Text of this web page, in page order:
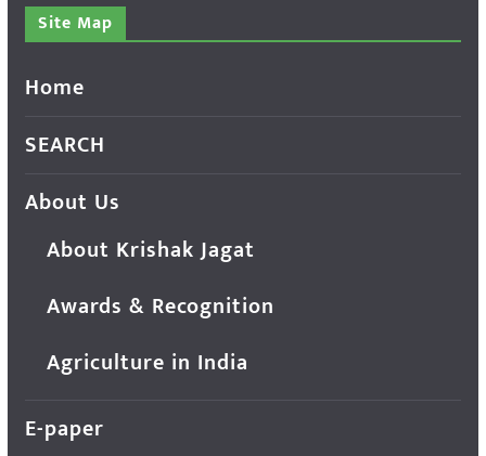
Site Map
Home
SEARCH
About Us
About Krishak Jagat
Awards & Recognition
Agriculture in India
E-paper